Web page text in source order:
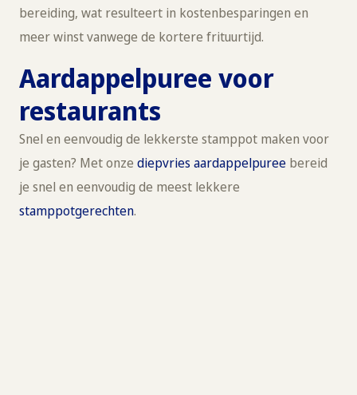
bereiding, wat resulteert in kostenbesparingen en
meer winst vanwege de kortere frituurtijd.
Aardappelpuree voor
restaurants
Snel en eenvoudig de lekkerste stamppot maken voor
je gasten? Met onze diepvries aardappelpuree bereid
je snel en eenvoudig de meest lekkere
stamppotgerechten.